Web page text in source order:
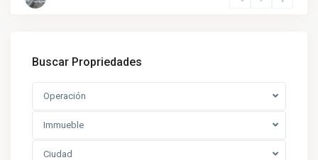
Buscar Propriedades
Operación
Immueble
Ciudad